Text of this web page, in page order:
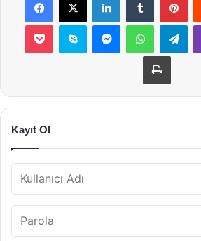
Pocket Skype MessengerWhatsApp
Yazdır
Kayıt Ol